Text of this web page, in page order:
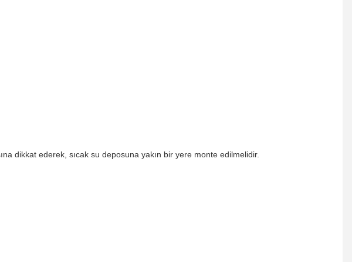
dikkat ederek, sıcak su deposuna yakın bir yere monte edilmelidir.